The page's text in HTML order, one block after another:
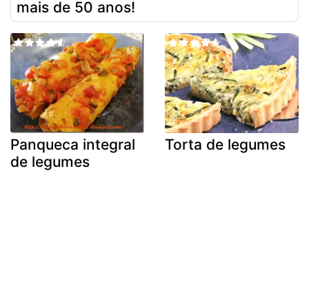
mais de 50 anos!
Panqueca integral
de legumes
Torta de legumes